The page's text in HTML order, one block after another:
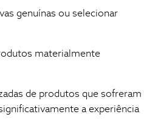
genuínas ou selecionar
materialmente
de produtos que sofreram
a experiência